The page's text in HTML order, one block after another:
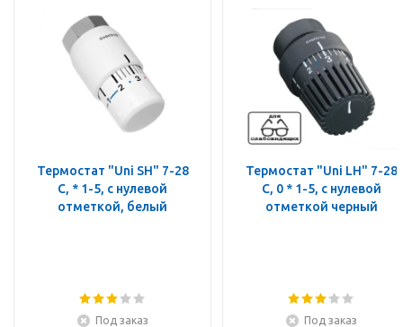
Термостат "Uni SH" 7-28
C, * 1-5, с нулевой
отметкой, белый
Под заказ
Термостат "Uni LH" 7-28
C, 0 * 1-5, с нулевой
отметкой черный
Под заказ